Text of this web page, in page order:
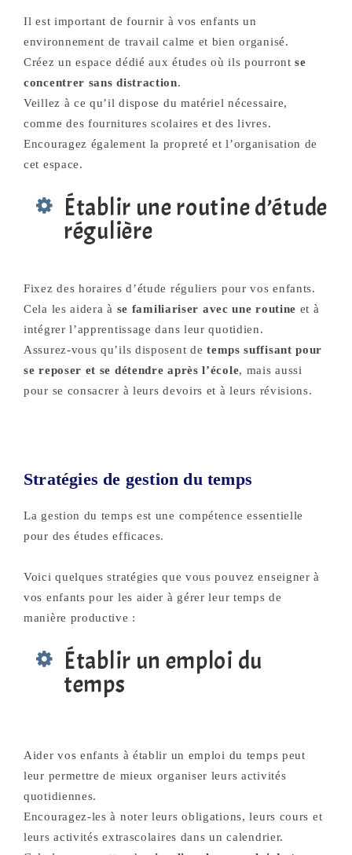
Il est important de fournir à vos enfants un
environnement de travail calme et bien organisé.
Créez un espace dédié aux études où ils pourrontse
concentrer sans distraction.
Veillez à ce qu’il dispose du matériel nécessaire,
comme des fournitures scolaires et des livres.
Encouragez également la propreté et l’organisation de
cet espace.
Établir une routine d’étude
régulière
Fixez des horaires d’étude réguliers pour vos enfants.
Cela les aidera à se familiariser avec une routine et à
intégrer l’apprentissage dans leur quotidien.
Assurez-vous qu’ils disposent detemps suffisant pour
se reposer et se détendre après l’école, mais aussi
pour se consacrer à leurs devoirs et à leurs révisions.
Stratégies de gestion du temps
La gestion du temps est une compétence essentielle
pour des études efficaces.
Voici quelques stratégies que vous pouvez enseigner à
vos enfants pour les aider à gérer leur temps de
manière productive :
Établir un emploi du
temps
Aider vos enfants à établir un emploi du temps peut
leur permettre de mieux organiser leurs activités
quotidiennes.
Encouragez-les à noter leurs obligations, leurs cours et
leurs activités extrascolaires dans un calendrier.